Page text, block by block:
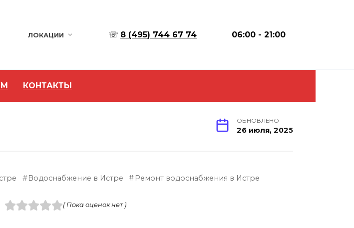
ЛОКАЦИИ ☏ 8 (495) 744 67 74 06:00 - 21:00
КОНТАКТЫ
ОБНОВЛЕНО
26 июля, 2025
Водоснабжение в Истре Ремонт водоснабжения в Истре
( Пока оценок нет )